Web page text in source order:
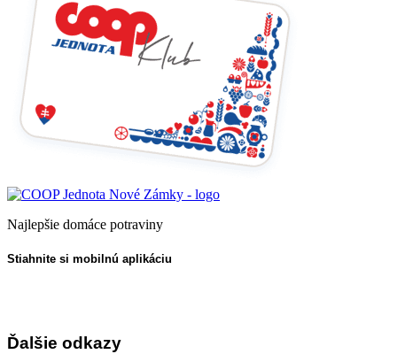
Najlepšie domáce potraviny
Stiahnite si mobilnú aplikáciu
Ďalšie odkazy